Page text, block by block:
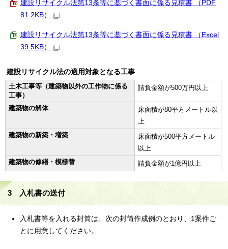
建設リサイクル法第13条等に基づく書面に係る見積書 （PDF
81.2KB）
建設リサイクル法第13条等に基づく書面に係る見積書 （Excel
39.5KB）
建設リサイクル法の適用対象となる工事
土木工事等（建築物以外の工作物に係る
工事）
請負金額が500万円以上
建築物の解体
床面積が80平方メートル以
上
建築物の新築・増築
床面積が500平方メートル
以上
建築物の修繕・模様替
請負金額が1億円以上
3 入札書の送付
入札書等を入れる封筒は、次の封筒作成例のとおり、1案件ご
とに用意してください。